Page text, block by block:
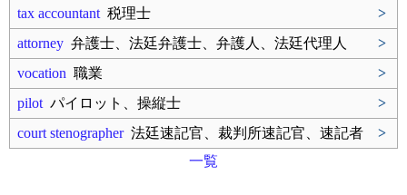
tax accountant 税理士
>
attorney 弁護士、法廷弁護士、弁護人、法廷代理人
>
vocation 職業
>
pilot パイロット、操縦士
>
court stenographer法廷速記官、裁判所速記官、速記者
>
一覧